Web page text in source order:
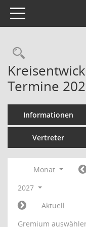
Toggle navigation
Termine
Informationen
Vertreter
Monat
2027
Aktuell
Gremium